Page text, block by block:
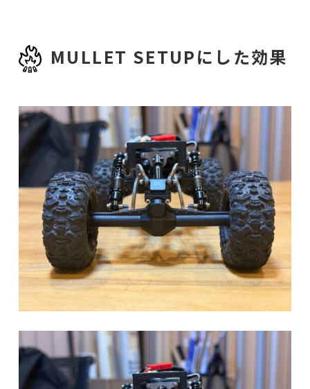
MULLET SETUPにした効果